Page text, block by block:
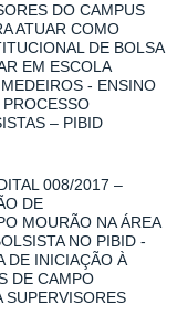
DO CAMPUS
ATUAR COMO
DE BOLSA
EM ESCOLA
- ENSINO
– PIBID
008/2017 –
DE
MOURÃO NA ÁREA
NO PIBID -
DE INICIAÇÃO À
DE CAMPO
SUPERVISORES